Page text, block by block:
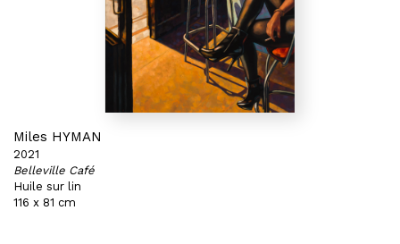
Miles HYMAN
2021
Belleville Café
Huile sur lin
116 x 81 cm